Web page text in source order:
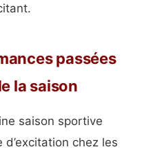
passées
la saison
saison sportive
chez les